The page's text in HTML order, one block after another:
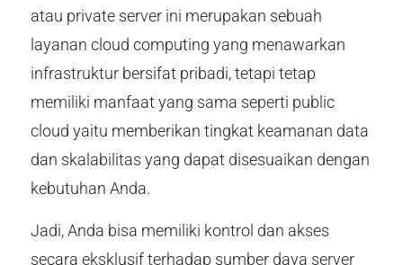
atau private server ini merupakan sebuah
layanan cloud computing yang menawarkan
infrastruktur bersifat pribadi, tetapi tetap
memiliki manfaat yang sama seperti public
cloud yaitu memberikan tingkat keamanan data
dan skalabilitas yang dapat disesuaikan dengan
kebutuhan Anda.
Jadi, Anda bisa memiliki kontrol dan akses
secara eksklusif terhadap sumber daya server